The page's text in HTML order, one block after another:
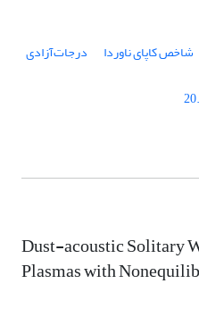
شاخص کاپای ناوردا درجات‌آزادی
Dust-acoustic Solitary
Plasmas with